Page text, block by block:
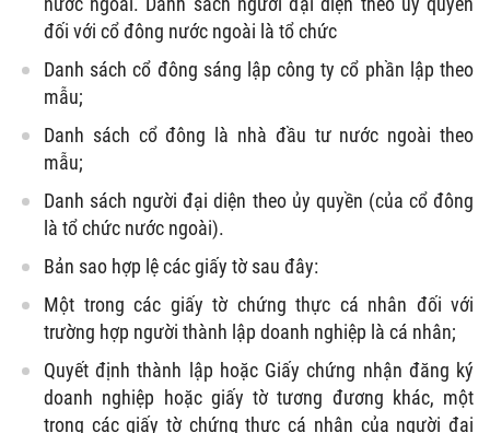
đối với cổ đông nước ngoài là tổ chức
Danh sách cổ đông sáng lập công ty cổ phần lập theo
mẫu;
Danh sách cổ đông là nhà đầu tư nước ngoài theo
mẫu;
Danh sách người đại diện theo ủy quyền (của cổ đông
là tổ chức nước ngoài).
Bản sao hợp lệ các giấy tờ sau đây:
Một trong các giấy tờ chứng thực cá nhân đối với
trường hợp người thành lập doanh nghiệp là cá nhân;
Quyết định thành lập hoặc Giấy chứng nhận đăng ký
doanh nghiệp hoặc giấy tờ tương đương khác, một
trong các giấy tờ chứng thực cá nhân của người đại